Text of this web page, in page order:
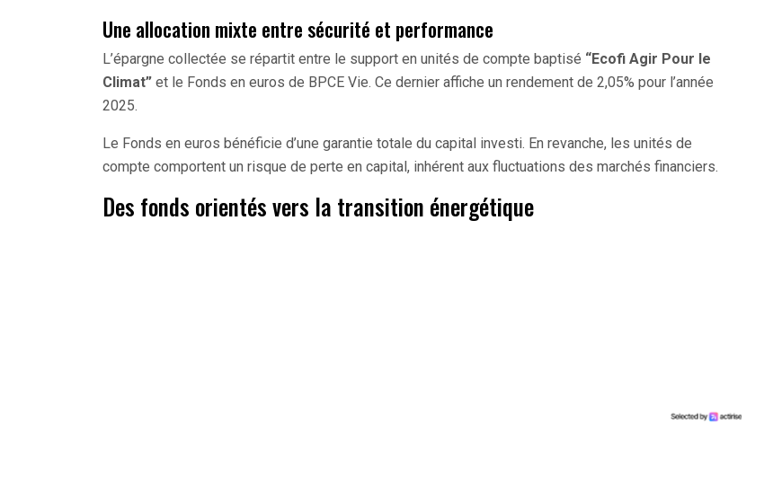
Une allocation mixte entre sécurité et performance
L’épargne collectée se répartit entre le support en unités de compte baptisé “Ecofi Agir Pour le
Climat” et le Fonds en euros de BPCE Vie. Ce dernier affiche un rendement de 2,05% pour l’année
2025.
Le Fonds en euros bénéficie d’une garantie totale du capital investi. En revanche, les unités de
compte comportent un risque de perte en capital, inhérent aux fluctuations des marchés financiers.
Des fonds orientés vers la transition énergétique